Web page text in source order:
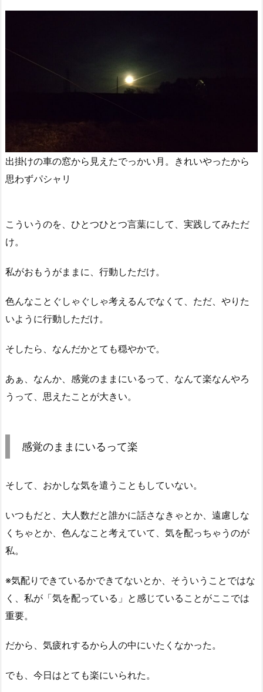
出掛けの車の窓から見えたでっかい月。きれいやったから
思わずパシャリ
こういうのを、ひとつひとつ言葉にして、実践してみただ
け。
私がおもうがままに、行動しただけ。
色んなことぐしゃぐしゃ考えるんでなくて、ただ、やりた
いように行動しただけ。
そしたら、なんだかとても穏やかで。
あぁ、なんか、感覚のままにいるって、なんて楽なんやろ
うって、思えたことが大きい。
感覚のままにいるって楽
そして、おかしな気を遣うこともしていない。
いつもだと、大人数だと誰かに話さなきゃとか、遠慮しな
くちゃとか、色んなこと考えていて、気を配っちゃうのが
私。
※気配りできているかできてないとか、そういうことではな
く、私が「気を配っている」と感じていることがここでは
重要。
だから、気疲れするから人の中にいたくなかった。
でも、今日はとても楽にいられた。